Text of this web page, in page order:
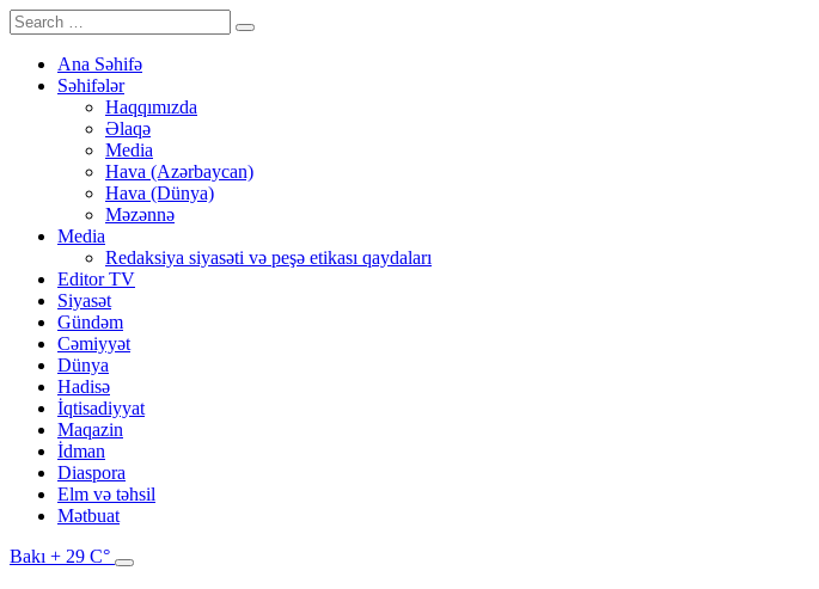
Ana Səhifə
Səhifələr
Haqqımızda
Əlaqə
Media
Hava (Azərbaycan)
Hava (Dünya)
Məzənnə
Media
Redaksiya siyasəti və peşə etikası qaydaları
Editor TV
Siyasət
Gündəm
Cəmiyyət
Dünya
Hadisə
İqtisadiyyat
Maqazin
İdman
Diaspora
Elm və təhsil
Mətbuat
Bakı + 29 C°